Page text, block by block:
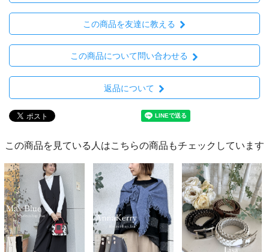
この商品を友達に教える
この商品について問い合わせる
返品について
この商品を見ている人はこちらの商品もチェックしています